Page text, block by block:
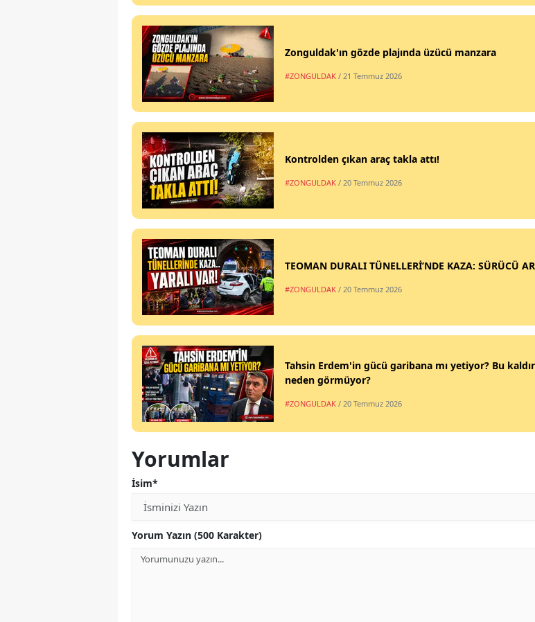
Zonguldak'ın gözde plajında üzücü manzara
#ZONGULDAK / 21 Temmuz 2026
Kontrolden çıkan araç takla attı!
#ZONGULDAK / 20 Temmuz 2026
TEOMAN DURALI TÜNELLERİ’NDE KAZA: SÜRÜCÜ
#ZONGULDAK / 20 Temmuz 2026
Tahsin Erdem'in gücü garibana mı yetiyor? Bu
neden görmüyor?
#ZONGULDAK / 20 Temmuz 2026
Yorumlar
İsim*
Yorum Yazın (500 Karakter)